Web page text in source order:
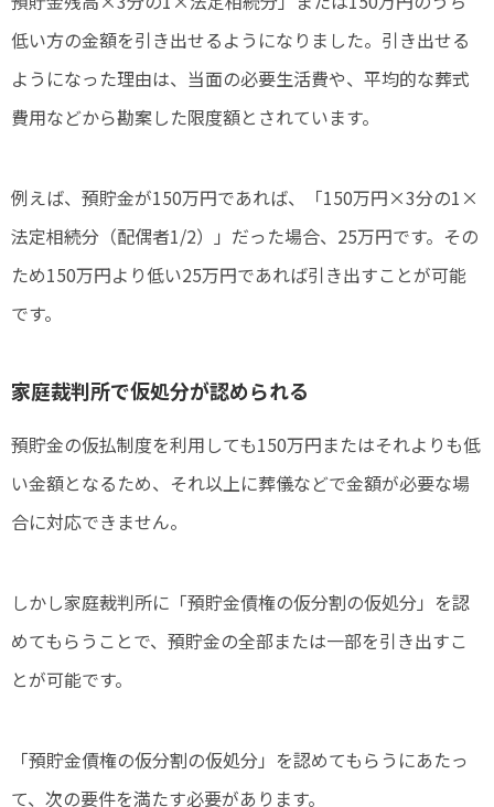
低い方の金額を引き出せるようになりました。引き出せる
ようになった理由は、当面の必要生活費や、平均的な葬式
費用などから勘案した限度額とされています。
例えば、預貯金が150万円であれば、「150万円×3分の1×
法定相続分（配偶者1/2）」だった場合、25万円です。その
ため150万円より低い25万円であれば引き出すことが可能
です。
家庭裁判所で仮処分が認められる
預貯金の仮払制度を利用しても150万円またはそれよりも低
い金額となるため、それ以上に葬儀などで金額が必要な場
合に対応できません。
しかし家庭裁判所に「預貯金債権の仮分割の仮処分」を認
めてもらうことで、預貯金の全部または一部を引き出すこ
とが可能です。
「預貯金債権の仮分割の仮処分」を認めてもらうにあたっ
て、次の要件を満たす必要があります。